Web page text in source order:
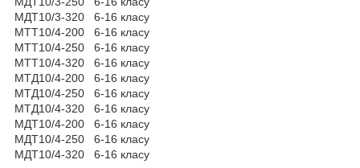
МДТ10/3-320 6-16 класу
МТТ10/4-200 6-16 класу
МТТ10/4-250 6-16 класу
МТТ10/4-320 6-16 класу
МТД10/4-200 6-16 класу
МТД10/4-250 6-16 класу
МТД10/4-320 6-16 класу
МДТ10/4-200 6-16 класу
МДТ10/4-250 6-16 класу
МДТ10/4-320 6-16 класу